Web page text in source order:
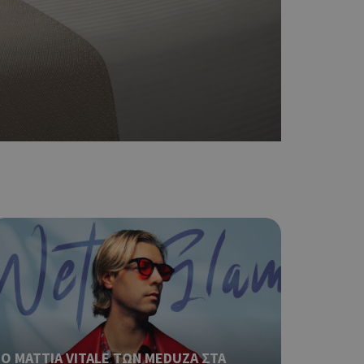
Ο MATTIA VITALE ΤΩΝ MEDUZA ΣΤΑ
είναι
ο
ένα καλό
Google
push down
δηλαδή να
στον χρήστη
όπως είναι το
push down